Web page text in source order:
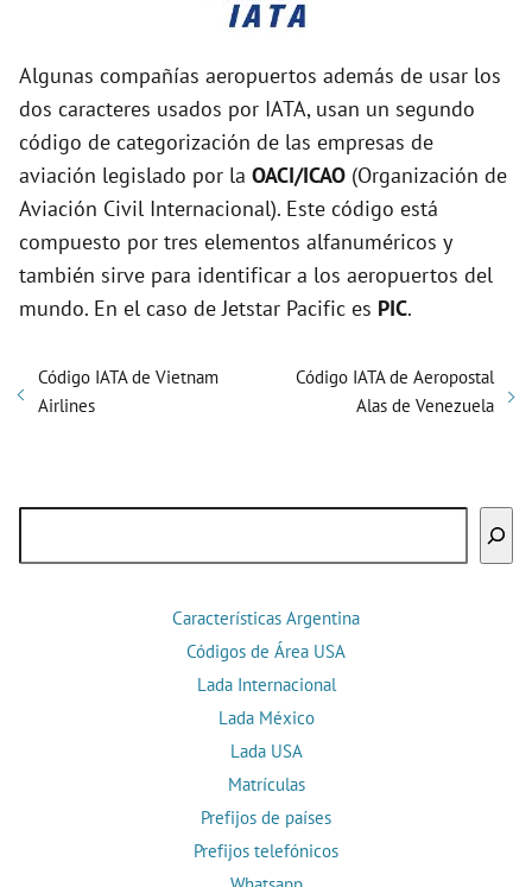
Algunas compañías aeropuertos además de usar los
dos caracteres usados por IATA, usan un segundo
código de categorización de las empresas de
aviación legislado por la OACI/ICAO (Organización de
Aviación Civil Internacional). Este código está
compuesto por tres elementos alfanuméricos y
también sirve para identificar a los aeropuertos del
mundo. En el caso de Jetstar Pacific es PIC.
Código IATA de Vietnam
Airlines
Código IATA de Aeropostal
Alas de Venezuela
Características Argentina
Códigos de Área USA
Lada Internacional
Lada México
Lada USA
Matrículas
Prefijos de países
Prefijos telefónicos